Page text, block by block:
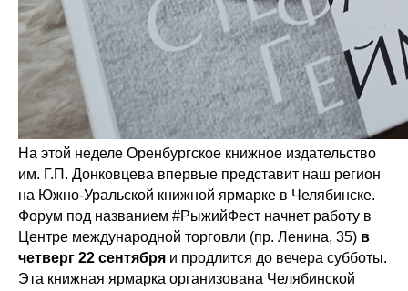
На этой неделе Оренбургское книжное издательство
им. Г.П. Донковцева впервые представит наш регион
на Южно-Уральской книжной ярмарке в Челябинске.
Форум под названием #РыжийФест начнет работу в
Центре международной торговли (пр. Ленина, 35) в
четверг 22 сентября и продлится до вечера субботы.
Эта книжная ярмарка организована Челябинской